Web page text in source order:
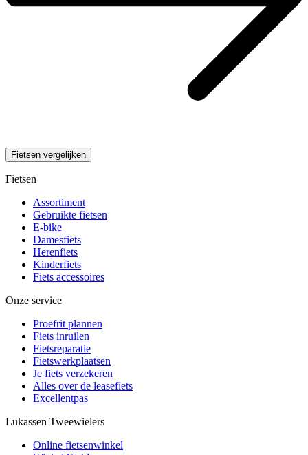
Fietsen vergelijken
Fietsen
Assortiment
Gebruikte fietsen
E-bike
Damesfiets
Herenfiets
Kinderfiets
Fiets accessoires
Onze service
Proefrit plannen
Fiets inruilen
Fietsreparatie
Fietswerkplaatsen
Je fiets verzekeren
Alles over de leasefiets
Excellentpas
Lukassen Tweewielers
Online fietsenwinkel